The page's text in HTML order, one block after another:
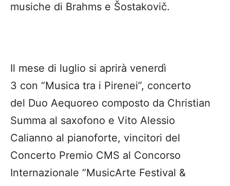
musiche di Brahms e Šostakovič.
Il mese di luglio si aprirà venerdì
3 con “Musica tra i Pirenei”, concerto
del Duo Aequoreo composto da Christian
Summa al saxofono e Vito Alessio
Calianno al pianoforte, vincitori del
Concerto Premio CMS al Concorso
Internazionale “MusicArte Festival &